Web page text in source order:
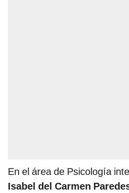
En el área de Psicología
Isabel del Carmen